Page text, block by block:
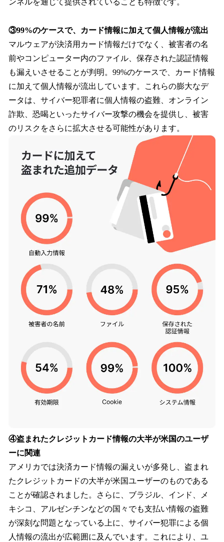
③99%のケースで、カード情報に加えて個人情報が流出
マルウェアが決済用カード情報だけでなく、被害者の名
前やコンピューター内のファイル、保存された認証情報
も漏えいさせることが判明。99%のケースで、カード情報
に加えて個人情報が流出しています。これらの膨大なデ
ータは、サイバー犯罪者に個人情報の盗難、オンライン
詐欺、恐喝といったサイバー攻撃の機会を提供し、被害
のリスクをさらに拡大させる可能性があります。
④盗まれたクレジットカード情報の大半が米国のユーザ
ーに関連
アメリカでは決済カード情報の漏えいが多発し、盗まれ
たクレジットカードの大半が米国ユーザーのものである
ことが確認されました。さらに、ブラジル、インド、メ
キシコ、アルゼンチンなどの国々でも支払い情報の盗難
が深刻な問題となっている上に、サイバー犯罪による個
人情報の流出が広範囲に及んでいます。これにより、ユ